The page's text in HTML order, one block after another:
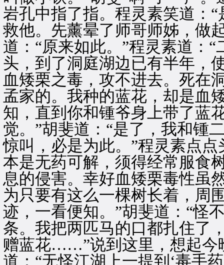
岩孔中指了指。程灵素笑道：
救他。先薰晕了师哥师姊，做
道：“原来如此。”程灵素道：
头，到了洞庭湖边已有半年，
血矮栗之毒，攻不进去。死在
孟家的。我种的蓝花，却是血
知，直到你和锺爷身上带了蓝
觉。”胡斐道：“是了，我和锺
惊叫，必是为此。”程灵素点
本是无药可解，须得经常服食
息的侵害。幸好血矮栗毒性虽
为只要有这么一棵树长着，周
迹，一看便知。”胡斐道：“怪
条。我把两匹马的口都扎住了
赠蓝花……”说到这里，想起今
道：“无怪江湖上一提到‘毒手